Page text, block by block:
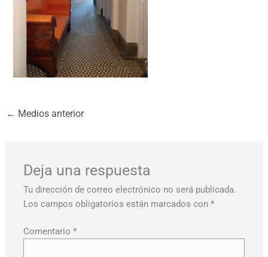
← Medios anterior
Deja una respuesta
Tu dirección de correo electrónico no será publicada.
Los campos obligatorios están marcados con*
Comentario*